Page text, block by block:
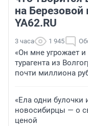
на
YA62.RU
3 часа 1 945
«Он мне угрожает
турагента из
почти миллиона
«Ела одни
новосибирцы — о
ценой